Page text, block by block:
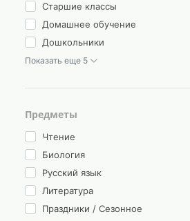
Старшие классы
Домашнее обучение
Дошкольники
Показать еще 5
Предметы
Чтение
Биология
Русский язык
Литература
Праздники / Сезонное